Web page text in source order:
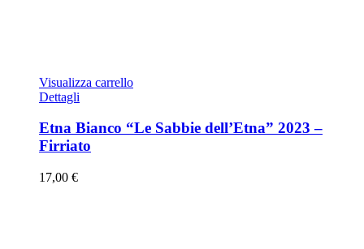
Visualizza carrello
Dettagli
Etna Bianco “Le Sabbie dell’Etna” 2023 –
Firriato
17,00 €